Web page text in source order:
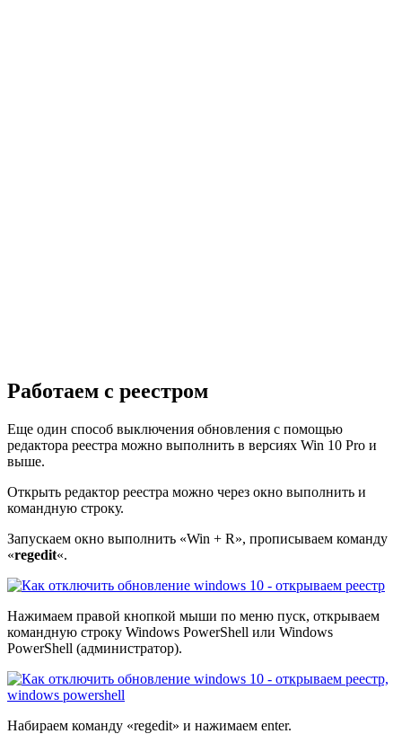
Работаем с реестром
Еще один способ выключения обновления с помощью
редактора реестра можно выполнить в версиях Win 10 Pro и
выше.
Открыть редактор реестра можно через окно выполнить и
командную строку.
Запускаем окно выполнить «Win + R», прописываем команду
«regedit«.
Нажимаем правой кнопкой мыши по меню пуск, открываем
командную строку Windows PowerShell или Windows
PowerShell (администратор).
Набираем команду «regedit» и нажимаем enter.